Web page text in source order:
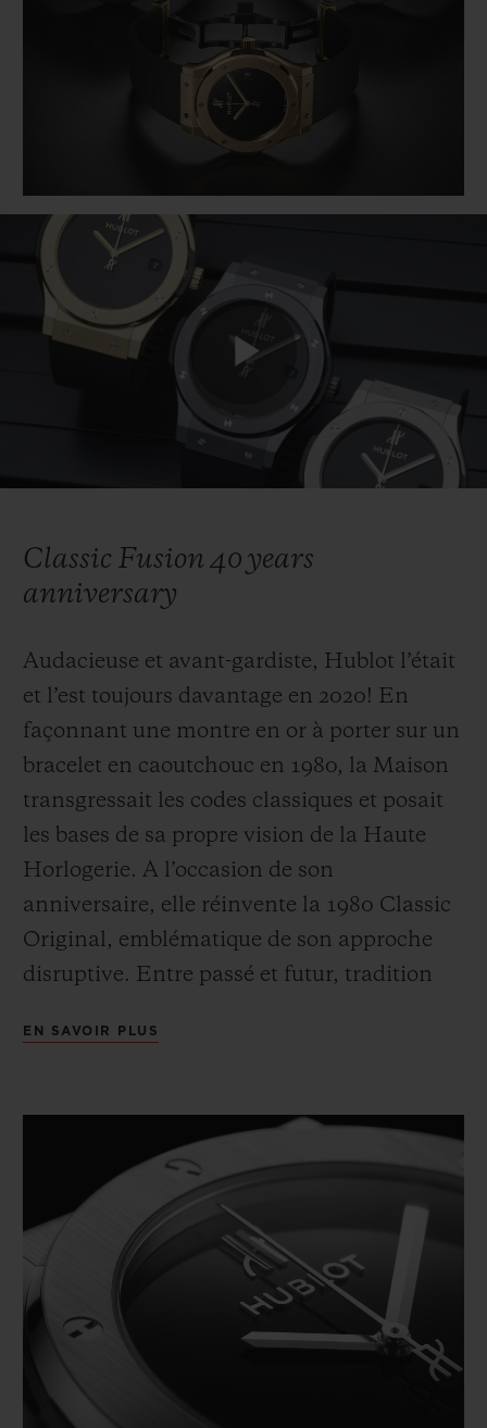
Play
Classic Fusion 40 years
anniversary
Audacieuse et avant-gardiste, Hublot l’était
et l’est toujours davantage en 2020! En
façonnant une montre en or à porter sur un
bracelet en caoutchouc en 1980, la Maison
transgressait les codes classiques et posait
les bases de sa propre vision de la Haute
Horlogerie. A l’occasion de son
anniversaire, elle réinvente la 1980 Classic
Original, emblématique de son approche
disruptive. Entre passé et futur, tradition
édition 2020 se décline en version
Matériaux, finitions, technologies
modernes et fétiches multiplient cette icône
en trois modèles à collectionner, en
hommage aux 40 ans de Hublot.
EN SAVOIR PLUS
GARANTIE 5+5
HUBLOTISTA ET EXTENSION DE GARANTIE
DÉLAI DE LIVRAISON
LIVRAISON ET RETOURS GRATUITS
PAIEMENT SÉCURISÉ
TROUVER UNE BOUTIQUE